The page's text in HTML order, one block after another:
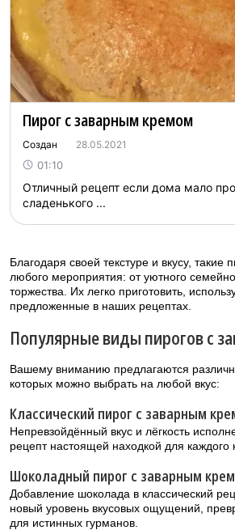
Пирог с заварным кремом
Создан 28.05.2021
01:10
Отличный рецепт если дома мало
сладенького ...
Благодаря своей текстуре и вкусу, такие
любого мероприятия: от уютного
торжества. Их легко приготовить,
предложенные в наших рецептах.
Популярные виды пирогов с
Вашему вниманию предлагаются
которых можно выбрать на любой вкус:
Классический пирог с заварным
Непревзойдённый вкус и лёгкость
рецепт настоящей находкой для каждого
Шоколадный пирог с заварным
Добавление шоколада в классический
новый уровень вкусовых ощущений,
для истинных гурманов.